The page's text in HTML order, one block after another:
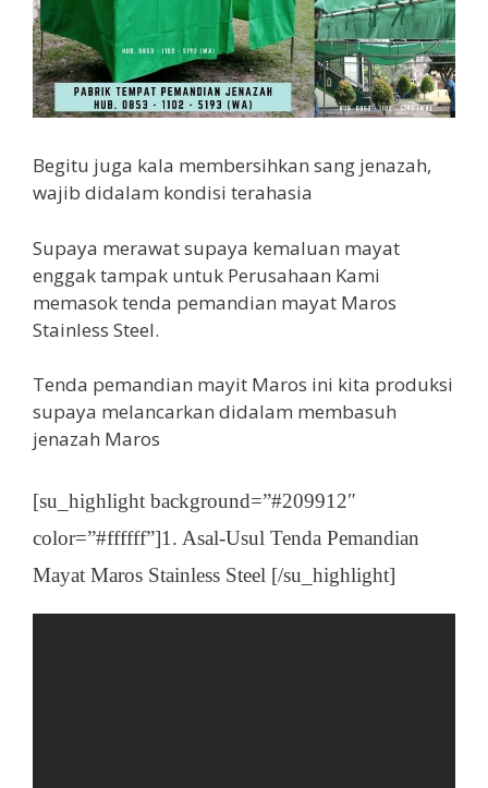
Begitu juga kala membersihkan sang jenazah,
wajib didalam kondisi terahasia
Supaya merawat supaya kemaluan mayat
enggak tampak untuk Perusahaan Kami
memasok tenda pemandian mayat Maros
Stainless Steel.
Tenda pemandian mayit Maros ini kita produksi
supaya melancarkan didalam membasuh
jenazah Maros
[su_highlight background=”#209912″
color=”#ffffff”]1. Asal-Usul Tenda Pemandian
Mayat Maros Stainless Steel [/su_highlight]